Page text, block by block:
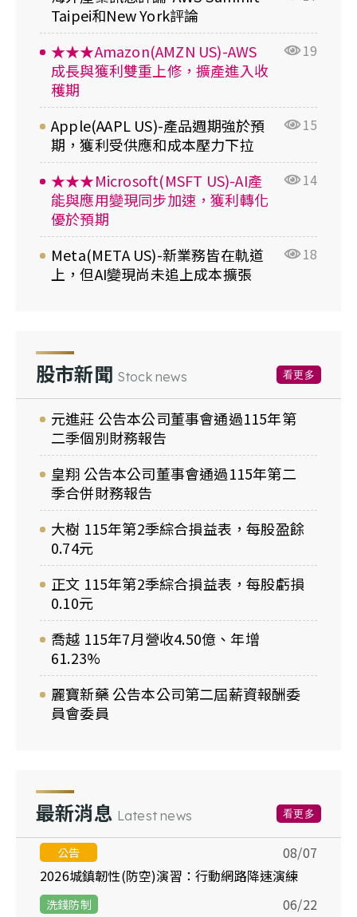
Taipei和New York評論
★★★Amazon(AMZN US)-AWS
成長與獲利雙重上修，擴產進入收
穫期
19
Apple(AAPL US)-產品週期強於預
期，獲利受供應和成本壓力下拉
15
★★★Microsoft(MSFT US)-AI產
能與應用變現同步加速，獲利轉化
優於預期
14
Meta(META US)-新業務皆在軌道
上，但AI變現尚未追上成本擴張
18
股市新聞 Stock news 看更多
元進莊 公告本公司董事會通過115年第
二季個別財務報告
皇翔 公告本公司董事會通過115年第二
季合併財務報告
大樹 115年第2季綜合損益表，每股盈餘
0.74元
正文 115年第2季綜合損益表，每股虧損
0.10元
喬越 115年7月營收4.50億、年增
61.23%
麗寶新藥 公告本公司第二屆薪資報酬委
員會委員
最新消息 Latest news 看更多
公告
2026城鎮韌性(防空)演習：行動網路降速演練
08/07
洗錢防制 06/22